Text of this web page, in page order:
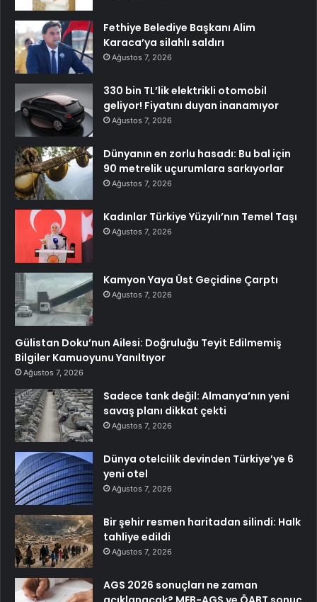
Fethiye Belediye Başkanı Alim
Karaca’ya silahlı saldırı
Ağustos 7, 2026
330 bin TL’lik elektrikli otomobil
geliyor! Fiyatını duyan inanamıyor
Ağustos 7, 2026
Dünyanın en zorlu hasadı: Bu bal için
90 metrelik uçurumlara sarkıyorlar
Ağustos 7, 2026
Kadınlar Türkiye Yüzyılı’nın Temel Taşı
Ağustos 7, 2026
Kamyon Yaya Üst Geçidine Çarptı
Ağustos 7, 2026
Gülistan Doku’nun Ailesi: Doğruluğu Teyit Edilmemiş
Bilgiler Kamuoyunu Yanıltıyor
Ağustos 7, 2026
Sadece tank değil: Almanya’nın yeni
savaş planı dikkat çekti
Ağustos 7, 2026
Dünya otelcilik devinden Türkiye’ye 6
yeni otel
Ağustos 7, 2026
Bir şehir resmen haritadan silindi: Halk
tahliye edildi
Ağustos 7, 2026
AGS 2026 sonuçları ne zaman